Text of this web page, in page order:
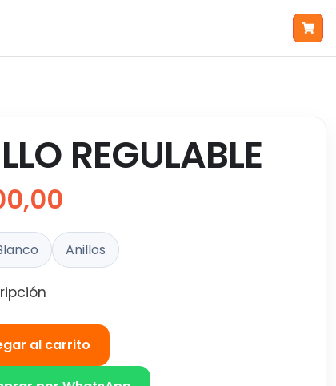
REGULABLE
Anillos
al carrito